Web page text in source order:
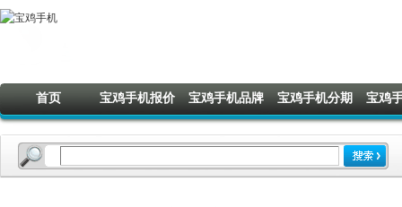
首页 宝鸡手机报价 宝鸡手机品牌 宝鸡手机分期 宝鸡